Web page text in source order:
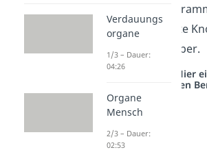
seinen rund 200
auch der schwerste
menschlichen Körper.
Studyflix vernetzt: Hier
anderen
Verdauungs
organe
1/3 – Dauer:
04:26
Organe
Mensch
2/3 – Dauer:
02:53